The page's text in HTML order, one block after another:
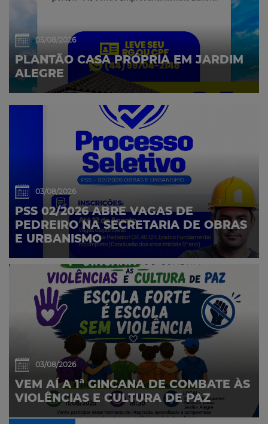
05/08/2026
PLANTÃO CASA PRÓPRIA EM JARDIM
ALEGRE
03/08/2026
PSS 02/2026 ABRE VAGAS DE
PEDREIRO NA SECRETARIA DE OBRAS
E URBANISMO
03/08/2026
VEM AÍ A 1ª GINCANA DE COMBATE ÀS
VIOLÊNCIAS E CULTURA DE PAZ